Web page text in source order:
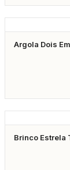
Argola Dois
Brinco Estrela